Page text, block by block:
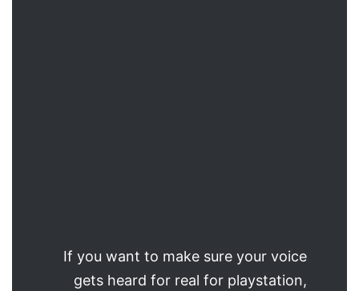
If you want to make sure your voice
gets heard for real for playstation,